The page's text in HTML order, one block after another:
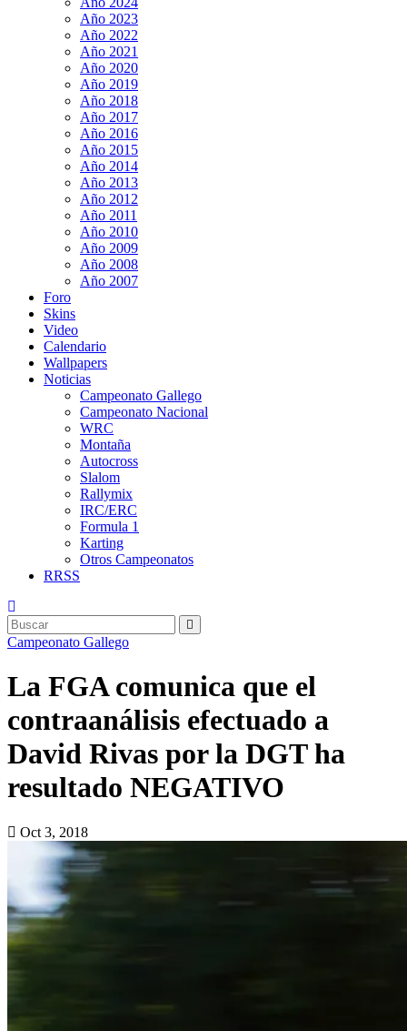
Año 2023
Año 2022
Año 2021
Año 2020
Año 2019
Año 2018
Año 2017
Año 2016
Año 2015
Año 2014
Año 2013
Año 2012
Año 2011
Año 2010
Año 2009
Año 2008
Año 2007
Foro
Skins
Video
Calendario
Wallpapers
Noticias
Campeonato Gallego
Campeonato Nacional
WRC
Montaña
Autocross
Slalom
Rallymix
IRC/ERC
Formula 1
Karting
Otros Campeonatos
RRSS
Campeonato Gallego
La FGA comunica que el
contraanálisis efectuado a
David Rivas por la DGT ha
resultado NEGATIVO
Oct 3, 2018